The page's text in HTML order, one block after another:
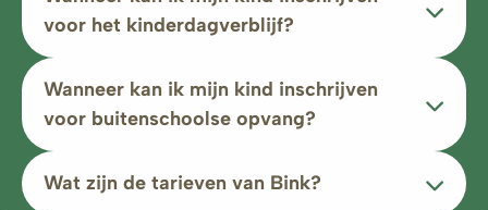
voor het kinderdagverblijf?
Wanneer kan ik mijn kind inschrijven
voor buitenschoolse opvang?
Wat zijn de tarieven van Bink?